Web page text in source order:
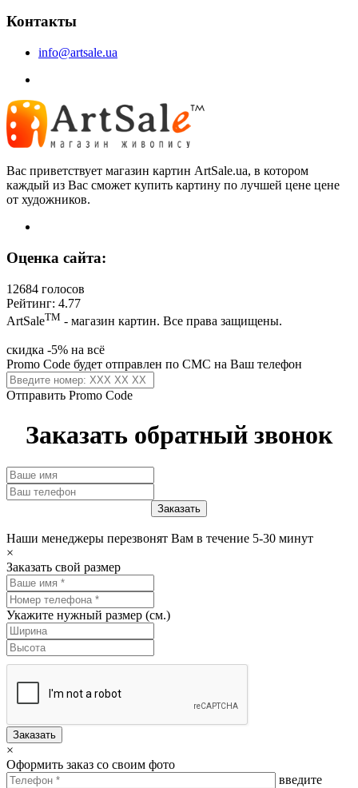
Контакты
info@artsale.ua
Вас приветствует магазин картин ArtSale.ua, в котором
каждый из Вас сможет купить картину по лучшей цене цене
от художников.
Оценка сайта:
12684 голосов
Рейтинг: 4.77
ArtSaleТМ - магазин картин. Все права защищены.
скидка -5% на всё
Promo Code будет отправлен по СМС на Ваш телефон
Отправить Promo Code
Заказать обратный звонок
Наши менеджеры перезвонят Вам в течение 5-30 минут
×
Заказать свой размер
Укажите нужный размер (см.)
Заказать
×
Оформить заказ со своим фото
введите